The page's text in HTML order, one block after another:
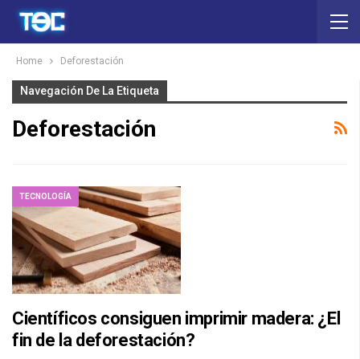
Home Deforestación
Navegación De La Etiqueta
Deforestación
TECNOLOGÍA
Científicos consiguen imprimir madera: ¿El
fin de la deforestación?